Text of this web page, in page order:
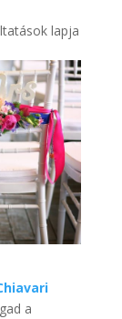
lapja
a